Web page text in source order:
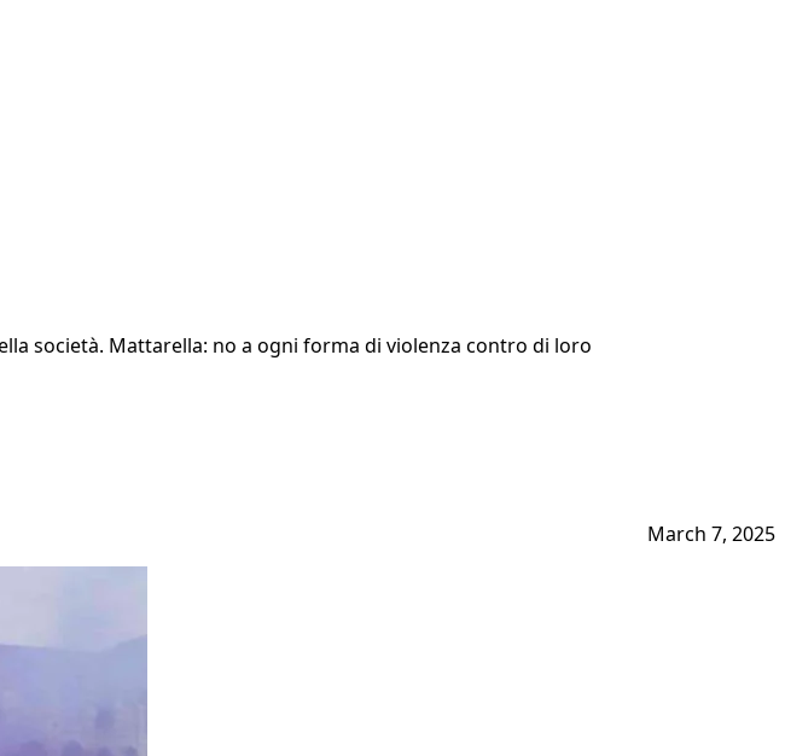
società. Mattarella: no a ogni forma di violenza contro di loro
March 7, 2025